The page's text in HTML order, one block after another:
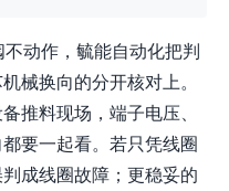
动作，毓能自动化把判
械换向的分开核对上。
推料现场，端子电压、
要一起看。若只凭线圈
成线圈故障；更稳妥的